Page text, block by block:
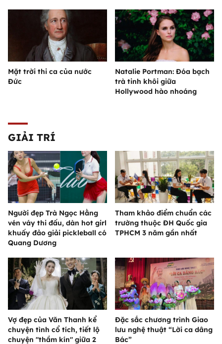
Mặt trời thi ca của nước
Đức
Natalie Portman: Đóa bạch
trà tinh khôi giữa
Hollywood hào nhoáng
GIẢI TRÍ
Người đẹp Trà Ngọc Hằng
vén váy thi đấu, dàn hot girl
khuấy đảo giải pickleball có
Quang Dương
Tham khảo điểm chuẩn các
trường thuộc ĐH Quốc gia
TPHCM 3 năm gần nhất
Vợ đẹp của Văn Thanh kể
chuyện tình cổ tích, tiết lộ
chuyện "thầm kín" giữa 2
Đặc sắc chương trình Giao
lưu nghệ thuật “Lời ca dâng
Bác”